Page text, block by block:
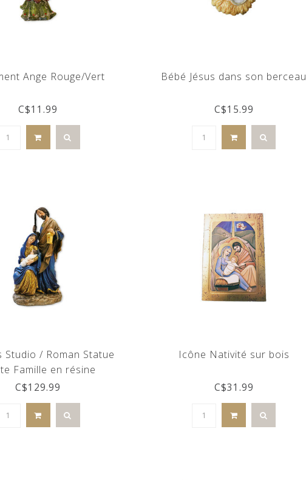
Ange Rouge/Vert
C$11.99
Bébé Jésus dans son berceau
C$15.99
Studio / Roman Statue
Famille en résine
C$129.99
Icône Nativité sur bois
C$31.99